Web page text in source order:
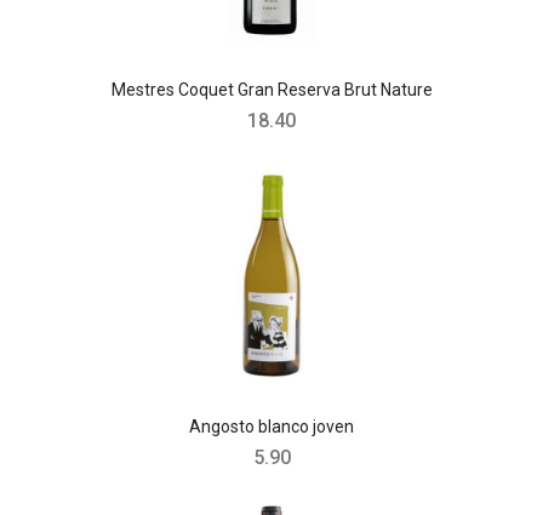
Mestres Coquet Gran Reserva Brut Nature
18.40
Angosto blanco joven
5.90